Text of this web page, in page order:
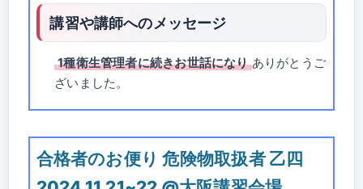
講習や講師へのメッセージ
1種衛生管理者に続きお世話になり ありがとうご
ざいました。
合格者のお便り 危険物取扱者 乙四